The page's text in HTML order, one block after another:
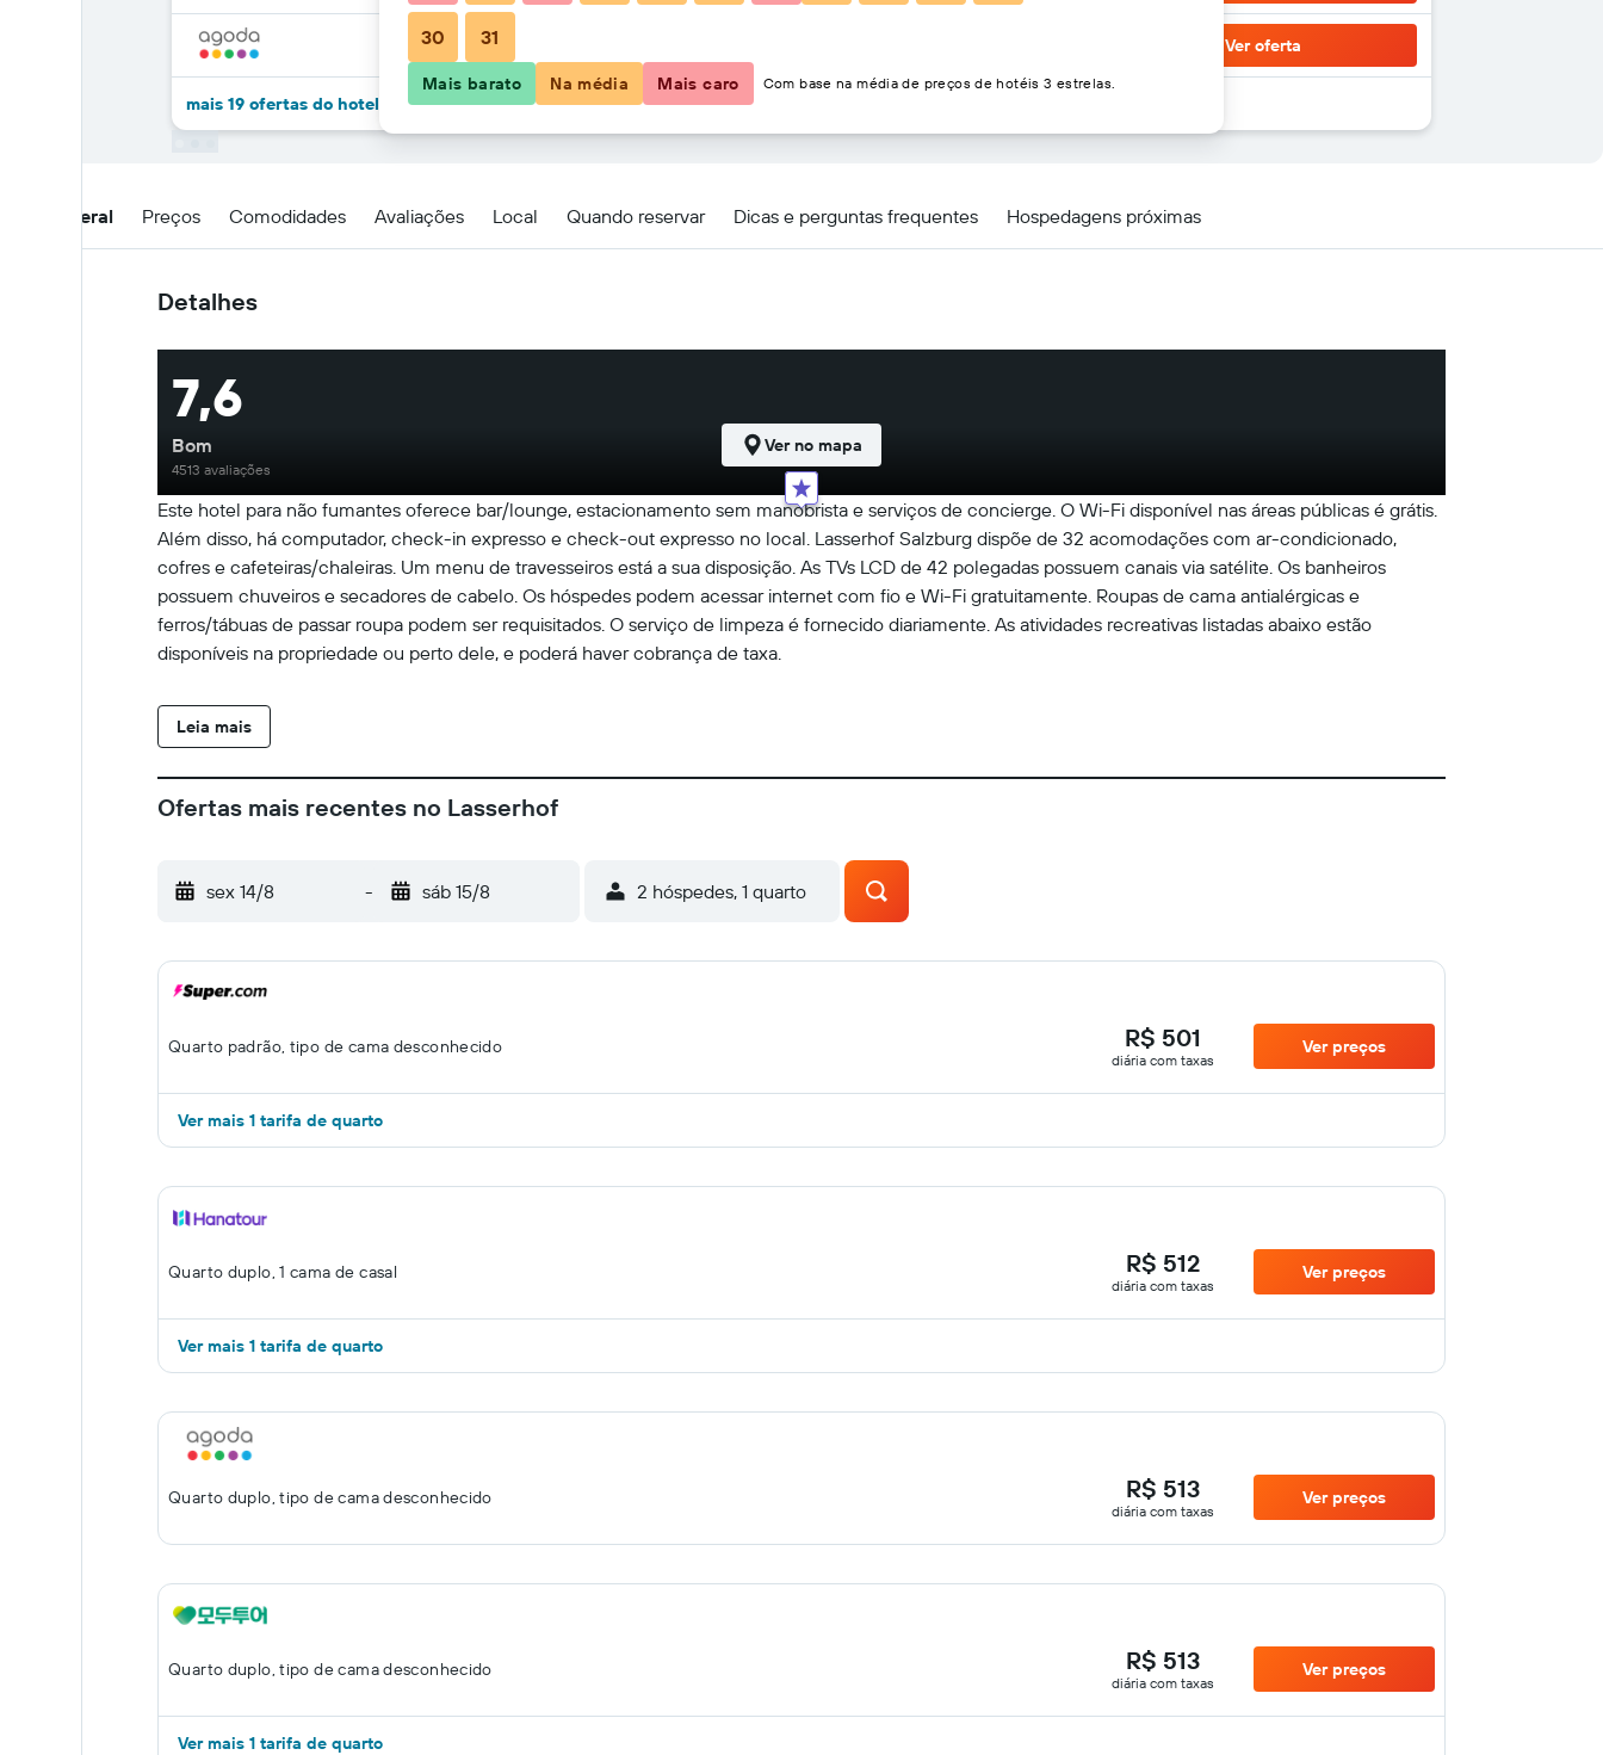
Ver oferta
mais 19 ofertas do hotel Lasserhof
Visão geral Preços Comodidades Avaliações Local Quando reservar Dicas e perguntas frequentes Hospedagens próximas
Detalhes
Este hotel para não fumantes oferece bar/lounge, estacionamento sem manobrista e serviços de concierge. O Wi-Fi disponível nas áreas públicas é grátis.
Além disso, há computador, check-in expresso e check-out expresso no local. Lasserhof Salzburg dispõe de 32 acomodações com ar-condicionado,
cofres e cafeteiras/chaleiras. Um menu de travesseiros está a sua disposição. As TVs LCD de 42 polegadas possuem canais via satélite. Os banheiros
possuem chuveiros e secadores de cabelo. Os hóspedes podem acessar internet com fio e Wi-Fi gratuitamente. Roupas de cama antialérgicas e
ferros/tábuas de passar roupa podem ser requisitados. O serviço de limpeza é fornecido diariamente. As atividades recreativas listadas abaixo estão
disponíveis na propriedade ou perto dele, e poderá haver cobrança de taxa.
Leia mais
7,6
Bom
4513 avaliações
Ver no mapa
Ofertas mais recentes no Lasserhof
sex 14/8 - sáb 15/8 2 hóspedes, 1 quarto
Quarto padrão, tipo de cama desconhecido R$ 501
diária com taxas
Ver preços
Ver mais 1 tarifa de quarto
Quarto duplo, 1 cama de casal R$ 512
diária com taxas
Ver preços
Ver mais 1 tarifa de quarto
Quarto duplo, tipo de cama desconhecido R$ 513
diária com taxas
Ver preços
Quarto duplo, tipo de cama desconhecido R$ 513
diária com taxas
Ver preços
Ver mais 1 tarifa de quarto
30 31
Mais barato Na média Mais caro Com base na média de preços de hotéis 3 estrelas.